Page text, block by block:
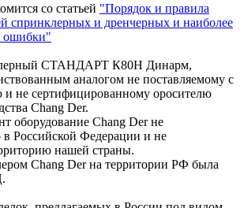
со статьей "Порядок и правила
спринклерных и дренчерных и наиболее
ошибки"
СТАНДАРТ К80Н Динарм,
аналогом не поставляемому с
и не сертифицированному оросителю
Chang Der.
оборудование Chang Der не
Российской Федерации и не
нашей страны.
Chang Der на территории РФ была